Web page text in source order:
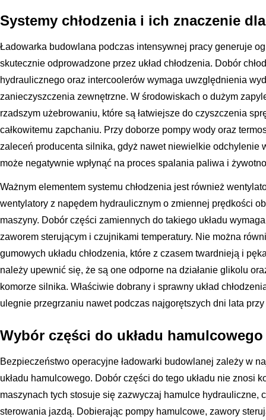
Systemy chłodzenia i ich znaczenie
Ładowarka budowlana podczas intensywnej pracy generuje
skutecznie odprowadzone przez układ chłodzenia. Dobór
hydraulicznego oraz intercoolerów wymaga uwzględnienia
zanieczyszczenia zewnętrzne. W środowiskach o dużym
rzadszym użebrowaniu, które są łatwiejsze do czyszczenia
całkowitemu zapchaniu. Przy doborze pompy wody oraz
zaleceń producenta silnika, gdyż nawet niewielkie odchylenie
może negatywnie wpłynąć na proces spalania paliwa i
Ważnym elementem systemu chłodzenia jest również
wentylatory z napędem hydraulicznym o zmiennej prędkości
maszyny. Dobór części zamiennych do takiego układu
zaworem sterującym i czujnikami temperatury. Nie można
gumowych układu chłodzenia, które z czasem twardnieją i
należy upewnić się, że są one odporne na działanie glikolu
komorze silnika. Właściwie dobrany i sprawny układ
ulegnie przegrzaniu nawet podczas najgorętszych dni lata
Wybór części do układu
Bezpieczeństwo operacyjne ładowarki budowlanej zależy w
układu hamulcowego. Dobór części do tego układu nie znosi
maszynach tych stosuje się zazwyczaj hamulce hydrauliczne,
sterowania jazdą. Dobierając pompy hamulcowe, zawory